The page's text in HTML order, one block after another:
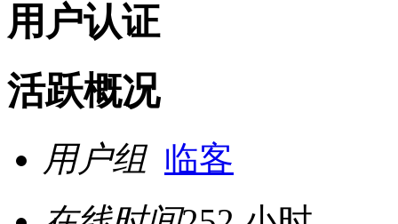
用户认证
活跃概况
用户组 临客